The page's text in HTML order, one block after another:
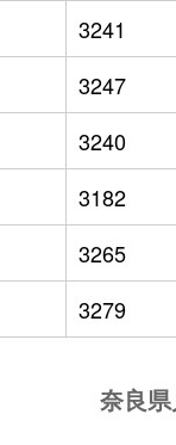
3241
3247
3240
3182
3265
3279